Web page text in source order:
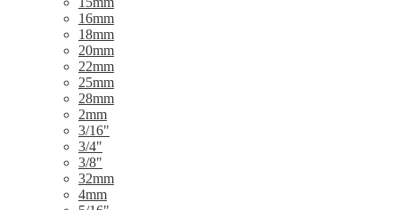
16mm
18mm
20mm
22mm
25mm
28mm
2mm
3/16"
3/4"
3/8"
32mm
4mm